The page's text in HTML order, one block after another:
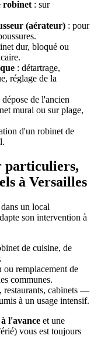
robinet : sur
(aérateur) : pour
dur, bloqué ou
: détartrage,
réglage de la
dépose de l'ancien
mural ou sur plage,
d'un robinet de
particuliers,
à Versailles
un local
son intervention à
de cuisine, de
ou remplacement de
communes.
restaurants, cabinets —
à un usage intensif.
l'avance et une
vous est toujours